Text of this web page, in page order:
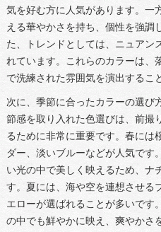
気を好む方に人気があります。一
える華やかさを持ち、個性を強調
た、トレンドとしては、ニュアン
れています。これらのカラーは、
で洗練された雰囲気を演出するこ
次に、季節に合ったカラーの選び
節感を取り入れた色選びは、前撮
るために非常に重要です。春には
ダー、淡いブルーなどが人気です
い光の中で美しく映えるため、ナ
す。夏には、海や空を連想させる
エローが選ばれることが多いです
の中でも鮮やかに映え、爽やかさ